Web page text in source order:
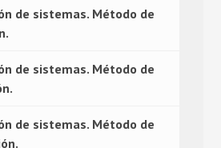
de sistemas. Método de
de sistemas. Método de
de sistemas. Método de